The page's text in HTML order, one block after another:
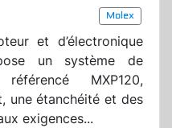
Molex
et d’électronique
un système de
MXP120,
une étanchéité et des
exigences...